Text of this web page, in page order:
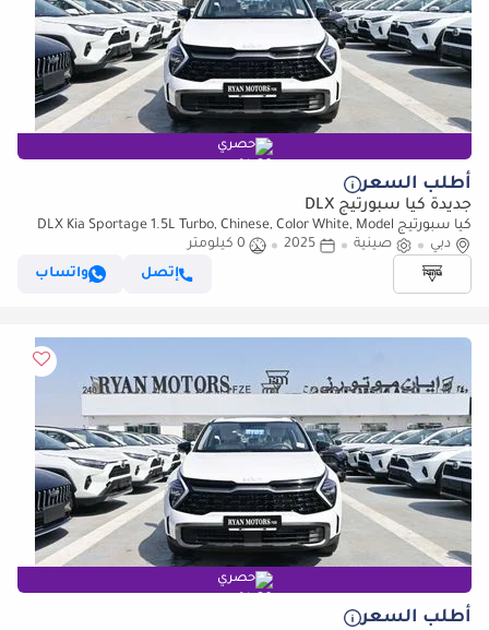
حصري
أطلب السعر
جديدة كيا سبورتيج DLX
كيا سبورتيج DLX Kia Sportage 1.5L Turbo, Chinese, Color White, Model
2025دبي صينية 2025
0 كيلومتر
إتصل
واتساب
حصري
أطلب السعر